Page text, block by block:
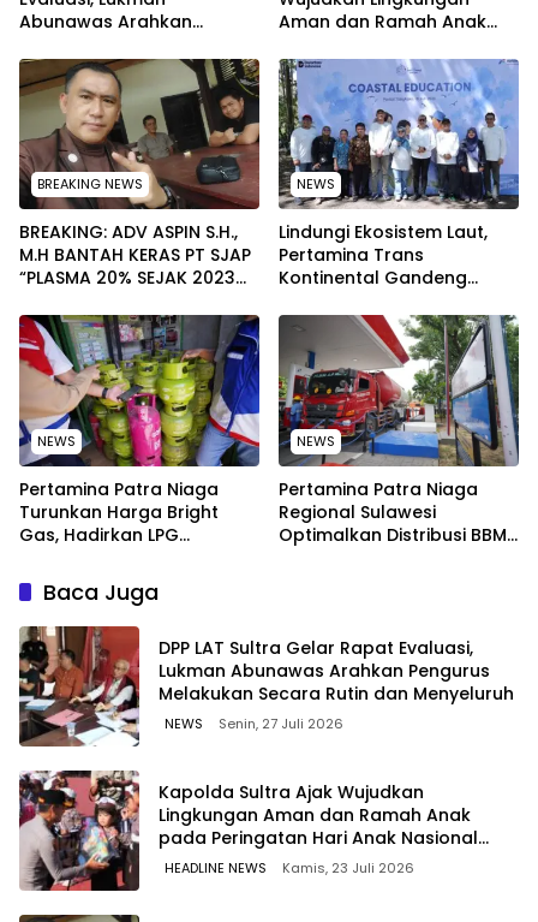
Abunawas Arahkan
Secara Rutin dan
Menyeluruh
Aman dan Ramah Anak
Nasional 2026
BREAKING NEWS
BREAKING: ADV ASPIN S.H.,
M.H BANTAH KERAS PT SJAP
“PLASMA 20% SEJAK 2023
WARGA WAWOONE!
NEWS
Lindungi Ekosistem Laut,
Pertamina Trans
Kontinental Gandeng
Kebersihan Pantai di
Bitung, Sulawesi
NEWS
Pertamina Patra Niaga
Turunkan Harga Bright
Gas, Hadirkan LPG
Lebih Kompetitif
NEWS
Pertamina Patra Niaga
Regional Sulawesi
Optimalkan Distribusi BBM
Baca Juga
‎DPP LAT Sultra Gelar Rapat Evaluasi,
Lukman Abunawas Arahkan Pengurus
Melakukan Secara Rutin dan Menyeluruh
NEWS Senin, 27 Juli 2026
Kapolda Sultra Ajak Wujudkan
Lingkungan Aman dan Ramah Anak
pada Peringatan Hari Anak Nasional
2026
HEADLINE NEWS Kamis, 23 Juli 2026